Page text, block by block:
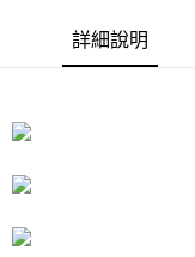
易，需依本服務之必要
權轉讓予恩沛科技股份有
「AFTEE先享後付」，若
４．使用「AFTEE先享後
５．嚴禁一人註冊多個帳
詳細說明